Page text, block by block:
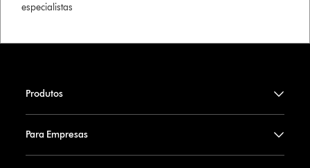
especialistas
Produtos
Para Empresas